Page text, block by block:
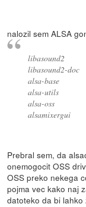
nalozil sem ALSA
libasound2
libasound2-doc
alsa-base
alsa-utils
alsa-oss
alsamixergui
Prebral sem, da
onemogocit OSS
OSS preko nekega
pojma vec kako naj
datoteko da bi lahko